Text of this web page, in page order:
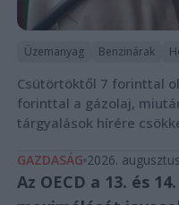
Üzemanyag Benzinárak
Csütörtöktől 7 forinttal
forinttal a gázolaj,
tárgyalások hírére
GAZDASÁG 2026.
Az OECD a 13. és